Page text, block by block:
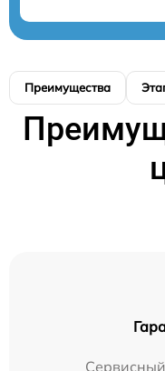
Преимущества